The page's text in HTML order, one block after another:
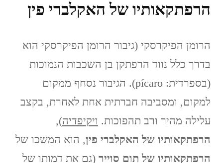
הרפתקאותיו של האקלברי פין
הרומן הפיקרסקי (גיבור הרומן הפיקרסקי הוא
בדרך כלל נווד הרפתקן בן השכבות הנמוכות
(בספרדית: pícaro). הגיבור נסחף ממקום
למקום, ומסביבה חברתית אחת לאחרת, בקצב
עלילה מהיר ורב תהפוכות. ויקיפדיה),
הרפתקאותיו של האקלברי פין, הוא המשכו של
הרפתקאותיו של תום סוייר (גם את דמותו של